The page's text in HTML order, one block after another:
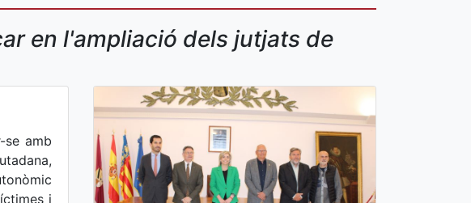
en l'ampliació dels jutjats de
se amb
i